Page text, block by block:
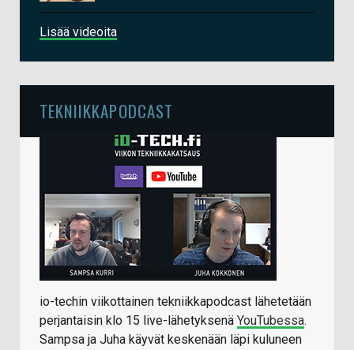
Lisää videoita
TEKNIIKKAPODCAST
io-techin viikottainen tekniikkapodcast lähetetään
perjantaisin klo 15 live-lähetyksenä YouTubessa.
Sampsa ja Juha käyvät keskenään läpi kuluneen